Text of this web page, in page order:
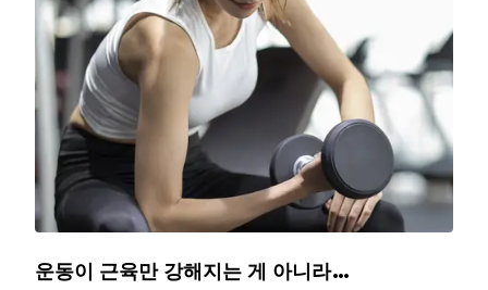
운동이 근육만 강해지는 게 아니라…